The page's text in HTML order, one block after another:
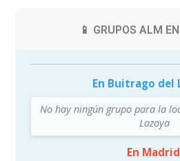
📱 GRUPOS ALM
En Buitrago del
No hay ningún grupo para la
Lozoya
En